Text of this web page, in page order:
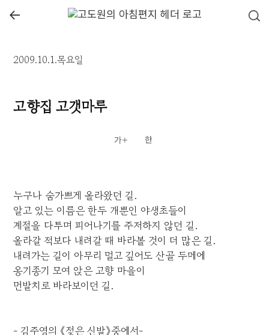
←
2009.10.1.목요일
고향집 고갯마루
누구나 숨가쁘게 올라왔던 길.
알고 있는 이름은 한두 개뿐인 야생초들이
계절을 다투며 피어나기를 주저하지 않던 길.
올라갈 적보다 내려갈 때 바라볼 것이 더 많은 길.
내려가는 길이 아무리 멀고 깊어도 산골 두메에
옹기종기 모여 앉은 고향 마을이
먼발치로 바라보이던 길.
- 김주영의 《젖은 신발》중에서-